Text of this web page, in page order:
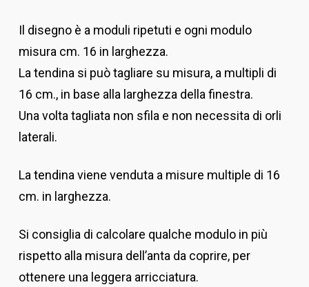
Il disegno è a moduli ripetuti e ogni modulo
misura cm. 16 in larghezza.
La tendina si può tagliare su misura, a multipli di
16 cm., in base alla larghezza della finestra.
Una volta tagliata non sfila e non necessita di orli
laterali.
La tendina viene venduta a misure multiple di 16
cm. in larghezza.
Si consiglia di calcolare qualche modulo in più
rispetto alla misura dell’anta da coprire, per
ottenere una leggera arricciatura.